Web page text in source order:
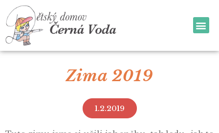
Zima 2019
1.2.2019